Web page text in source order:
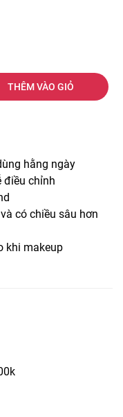
THÊM VÀO GIỎ
hằng ngày
điều chỉnh
có chiều sâu hơn
khi makeup